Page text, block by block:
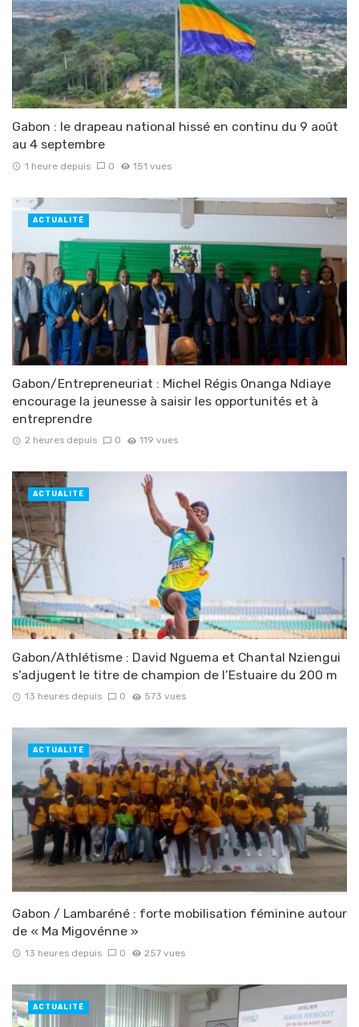
Gabon : le drapeau national hissé en continu du 9 août
au 4 septembre
1 heure depuis 0 151 vues
Gabon/Entrepreneuriat : Michel Régis Onanga Ndiaye
encourage la jeunesse à saisir les opportunités et à
entreprendre
2 heures depuis 0 119 vues
ACTUALITÉ
Gabon/Athlétisme : David Nguema et Chantal Nziengui
s’adjugent le titre de champion de l’Estuaire du 200 m
13 heures depuis 0 573 vues
ACTUALITÉ
Gabon / Lambaréné : forte mobilisation féminine autour
de « Ma Migovénne »
13 heures depuis 0 257 vues
ACTUALITÉ
ACTUALITÉ